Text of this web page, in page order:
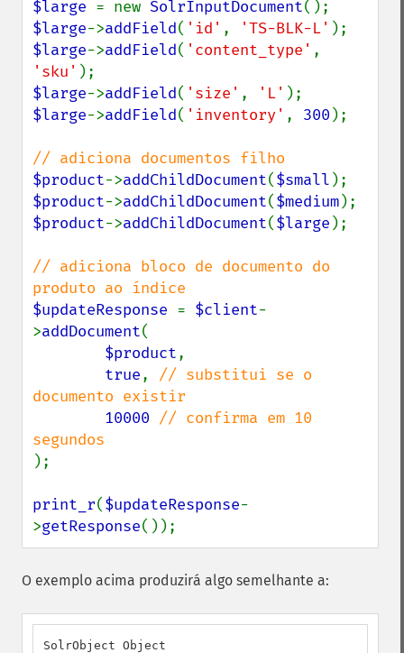
$large = new SolrInputDocument
$large->addField( 'id' , 'TS-BLK-L'
$large->addField( 'content_type'
'sku'
$large->addField( 'size' , 'L'
$large->addField( 'inventory' , 300 );
$product->addChildDocument($small
$product->addChildDocument($medium
$product->addChildDocument($large );
// adiciona bloco de documento do
$updateResponse = $client-
>addDocument(
$product,
true, // substitui se o
documento existir
10000 // confirma em 10
);
print_r($updateResponse-
>getResponse());
O exemplo acima produzirá algo semelhante a:
SolrObject Object